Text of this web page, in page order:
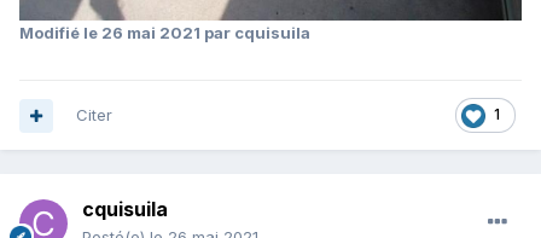
Modifié le 26 mai 2021 par cquisuila
1
Citer
cquisuila